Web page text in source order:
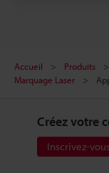
Accueil Produits
Marquage Laser
Créez votre
Inscrivez-